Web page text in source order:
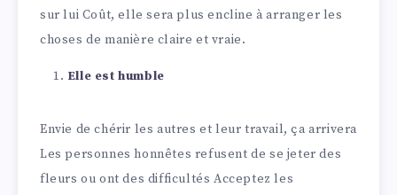
sur lui Coût, elle sera plus encline à arranger les
choses de manière claire et vraie.
Elle est humble
Envie de chérir les autres et leur travail, ça arrivera
Les personnes honnêtes refusent de se jeter des
fleurs ou ont des difficultés Acceptez les